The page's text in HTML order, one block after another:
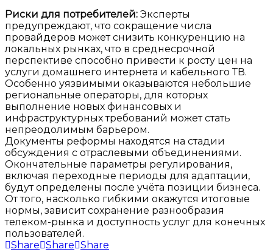
Риски для потребителей: Эксперты
предупреждают, что сокращение числа
провайдеров может снизить конкуренцию на
локальных рынках, что в среднесрочной
перспективе способно привести к росту цен на
услуги домашнего интернета и кабельного ТВ.
Особенно уязвимыми оказываются небольшие
региональные операторы, для которых
выполнение новых финансовых и
инфраструктурных требований может стать
непреодолимым барьером.
Документы реформы находятся на стадии
обсуждения с отраслевыми объединениями.
Окончательные параметры регулирования,
включая переходные периоды для адаптации,
будут определены после учёта позиции бизнеса.
От того, насколько гибкими окажутся итоговые
нормы, зависит сохранение разнообразия
телеком-рынка и доступность услуг для конечных
пользователей.
Share Share Share